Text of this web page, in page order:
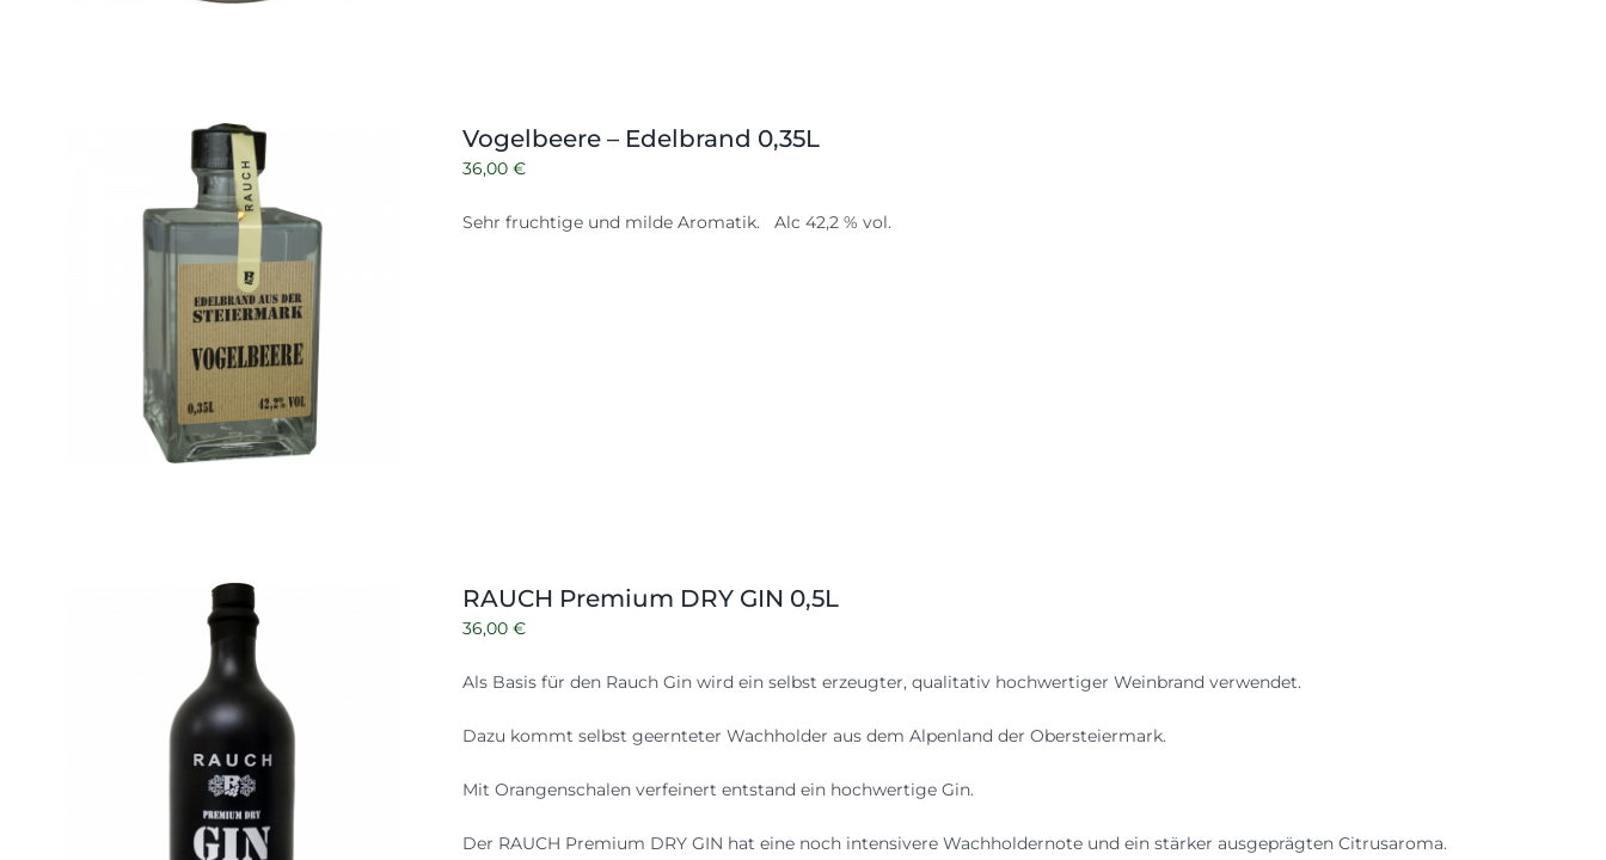
Vogelbeere – Edelbrand 0,35L
36,00 €
Sehr fruchtige und milde Aromatik. Alc 42,2 % vol.
RAUCH Premium DRY GIN 0,5L
36,00 €
Als Basis für den Rauch Gin wird ein selbst erzeugter, qualitativ hochwertiger Weinbrand verwendet.
Dazu kommt selbst geernteter Wachholder aus dem Alpenland der Obersteiermark.
Mit Orangenschalen verfeinert entstand ein hochwertige Gin.
Der RAUCH Premium DRY GIN hat eine noch intensivere Wachholdernote und ein stärker ausgeprägten Citrusaroma.